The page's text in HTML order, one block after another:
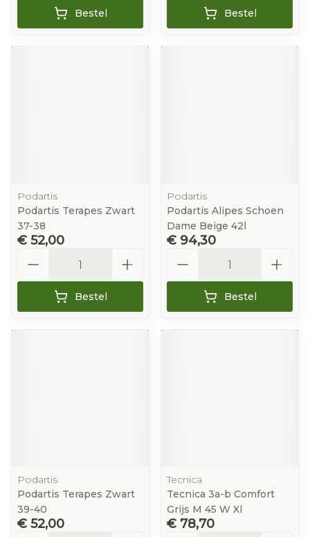
Bestel Bestel
Podartis
Podartis Terapes Zwart
37-38
€ 52,00
Bestel
Podartis
Podartis Alipes Schoen
Dame Beige 42l
€ 94,30
Bestel
Podartis
Podartis Terapes Zwart
39-40
€ 52,00
Tecnica
Tecnica 3a-b Comfort
Grijs M 45 W Xl
€ 78,70